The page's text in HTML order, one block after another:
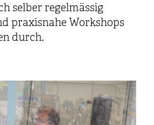
selber regelmässig
praxisnahe Workshops
durch.